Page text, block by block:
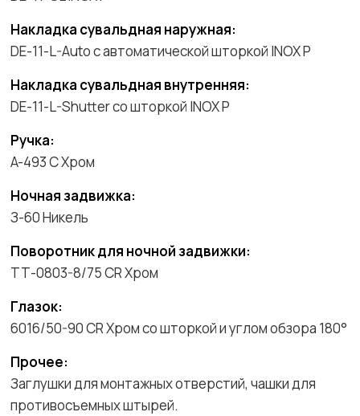
Накладка сувальдная наружная:
DE-11-L-Auto с автоматической шторкой INOX P
Накладка сувальдная внутренняя:
DE-11-L-Shutter со шторкой INOX P
Ручка:
A-493 C Хром
Ночная задвижка:
З-60 Никель
Поворотник для ночной задвижки:
ТТ-0803-8/75 CR Хром
Глазок:
6016/50-90 CR Хром со шторкой и углом обзора 180°
Прочее:
Заглушки для монтажных отверстий, чашки для
противосъемных штырей.